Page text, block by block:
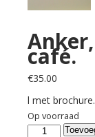
café.
€35.00
l met brochure.
Op voorraad
Anker,